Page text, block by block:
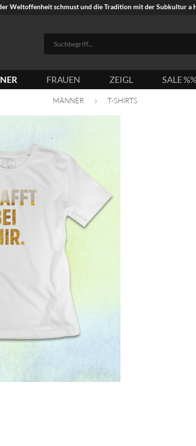
Weltoffenheit schmust und die Tradition mit der Subkultur a
FRAUEN ZEIGL SALE
MÄNNER T-SHIRTS